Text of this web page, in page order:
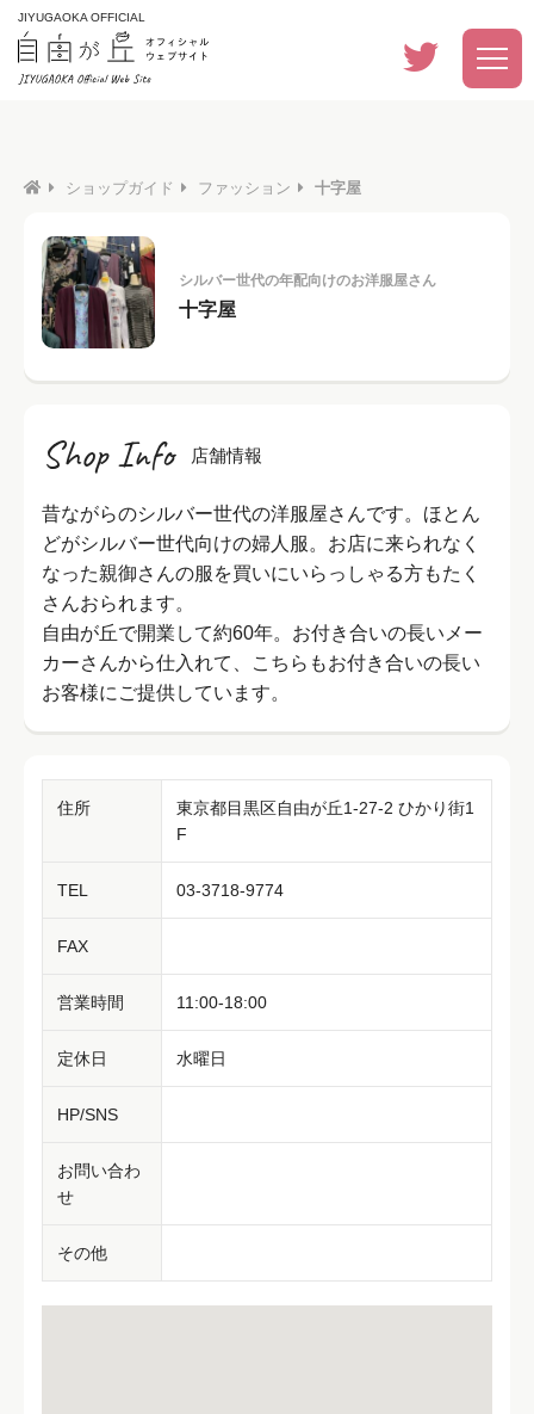
JIYUGAOKA OFFICIAL
ショップガイド ファッション 十字屋
シルバー世代の年配向けのお洋服屋さん
十字屋
Shop Info 店舗情報
昔ながらのシルバー世代の洋服屋さんです。ほとん
どがシルバー世代向けの婦人服。お店に来られなく
なった親御さんの服を買いにいらっしゃる方もたく
さんおられます。
自由が丘で開業して約60年。お付き合いの長いメー
カーさんから仕入れて、こちらもお付き合いの長い
お客様にご提供しています。
住所
東京都目黒区自由が丘1-27-2 ひかり街1
F
TEL 03-3718-9774
FAX
営業時間 11:00-18:00
定休日 水曜日
HP/SNS
お問い合わ
せ
その他